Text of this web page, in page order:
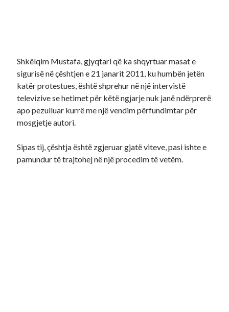
Shkëlqim Mustafa, gjyqtari që ka shqyrtuar masat e
sigurisë në çështjen e 21 janarit 2011, ku humbën jetën
katër protestues, është shprehur në një intervistë
televizive se hetimet për këtë ngjarje nuk janë ndërprerë
apo pezulluar kurrë me një vendim përfundimtar për
mosgjetje autori.
Sipas tij, çështja është zgjeruar gjatë viteve, pasi ishte e
pamundur të trajtohej në një procedim të vetëm.